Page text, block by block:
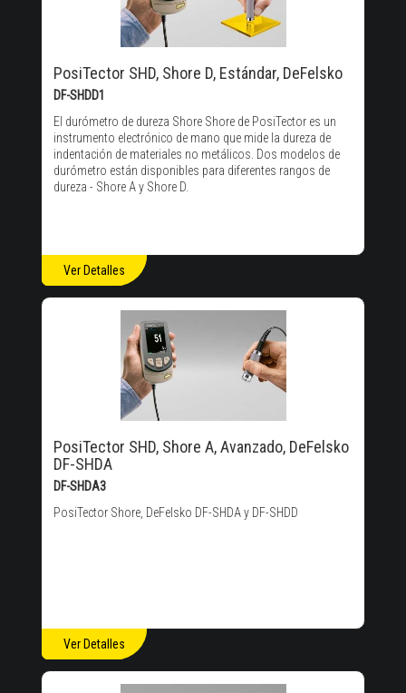
PosiTector SHD, Shore D, Estándar, DeFelsko
DF-SHDD1
El durómetro de dureza Shore Shore de PosiTector es un
instrumento electrónico de mano que mide la dureza de
indentación de materiales no metálicos. Dos modelos de
durómetro están disponibles para diferentes rangos de
dureza - Shore A y Shore D.
Ver Detalles
PosiTector SHD, Shore A, Avanzado, DeFelsko
DF-SHDA
DF-SHDA3
PosiTector Shore, DeFelsko DF-SHDA y DF-SHDD
Ver Detalles